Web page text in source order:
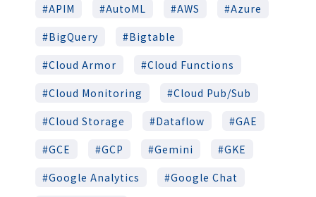
APIM
AutoML AWS
Azure
BigQuery
Bigtable
Cloud Armor
Cloud Functions
Cloud Monitoring
Cloud Pub/Sub
Cloud Storage
Dataflow
GAE
GCE
GCP Gemini
GKE
Google Analytics
Google Chat